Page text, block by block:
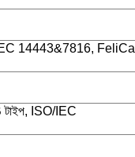
14443&7816, FeliCa
ISO/IEC